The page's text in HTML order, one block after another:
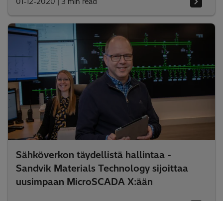
Sähköverkon täydellistä hallintaa -
Sandvik Materials Technology sijoittaa
uusimpaan MicroSCADA X:ään